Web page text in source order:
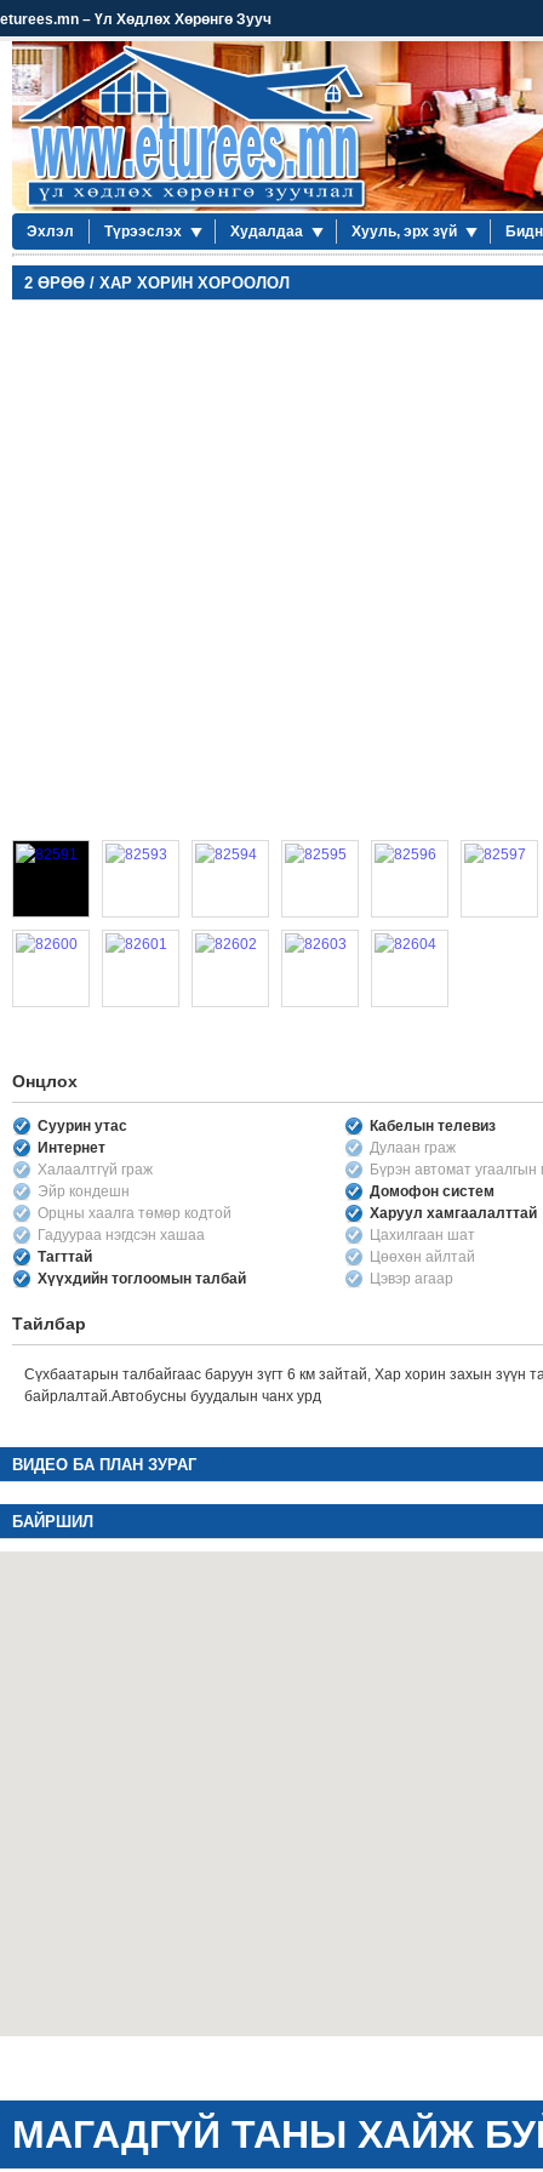
eturees.mn – Үл Хөдлөх Хөрөнгө Зууч
Эхлэл Түрээслэх Худалдаа Хууль, эрх зүй
2 ӨРӨӨ / ХАР ХОРИН ХОРООЛОЛ
Онцлох
Суурин утас
Кабелын телевиз
Интернет
Дулаан граж
Халаалтгүй граж
Бүрэн автомат
Эйр кондешн
Домофон систем
Орцны хаалга төмөр кодтой
Харуул хамгаалалттай
Гадуураа нэгдсэн хашаа
Цахилгаан шат
Тагттай
Цөөхөн айлтай
Хүүхдийн тоглоомын талбай
Цэвэр агаар
Тайлбар
Сүхбаатарын талбайгаас баруун зүгт 6 км зайтай, Хар хорин захын зүүн
байрлалтай.Автобусны буудалын чанх урд
ВИДЕО БА ПЛАН ЗУРАГ
БАЙРШИЛ
МАГАДГҮЙ ТАНЫ ХАЙЖ